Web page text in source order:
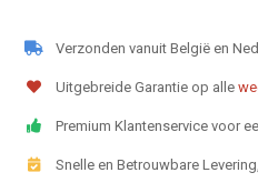
Verzonden vanuit België en
Uitgebreide Garantie op alle
Premium Klantenservice voor
Snelle en Betrouwbare